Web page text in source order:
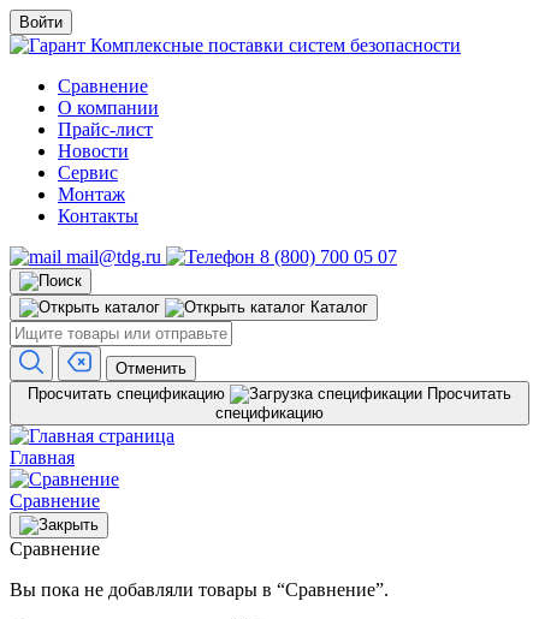
Войти
Комплексные поставки систем безопасности
Сравнение
О компании
Прайс-лист
Новости
Сервис
Монтаж
Контакты
mail@tdg.ru
8 (800) 700 05 07
Каталог
Отменить
Просчитать спецификацию
Просчитать
спецификацию
Главная
Сравнение
Сравнение
Вы пока не добавляли товары в “Сравнение”.